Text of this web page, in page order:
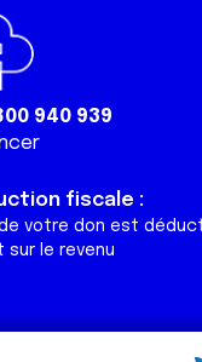
940 939
fiscale :
de votre don est
sur le revenu